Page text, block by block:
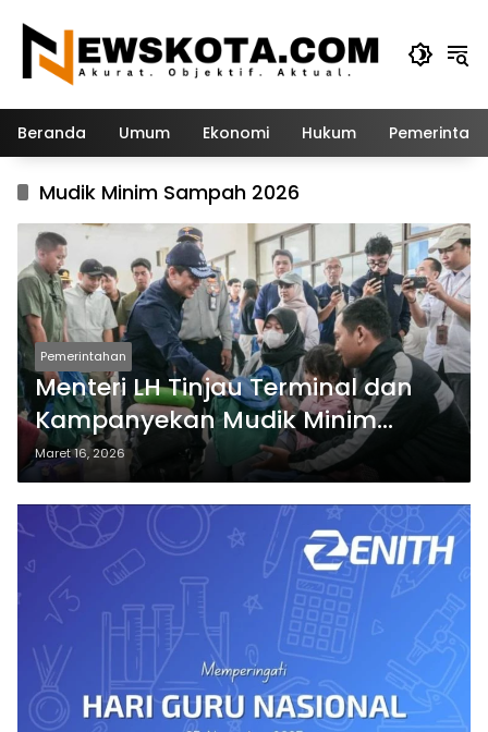
konten
Beranda Umum Ekonomi Hukum
Mudik Minim Sampah 2026
Pemerintahan
Menteri LH Tinjau Terminal dan
Kampanyekan Mudik Minim
Sampah
Maret 16, 2026